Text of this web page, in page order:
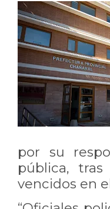
por su
pública,
vencidos en